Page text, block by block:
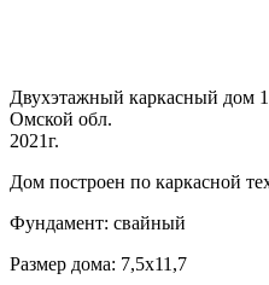
Двухэтажный каркасный дом
Омской обл.
2021г.
Дом построен по каркасной
Фундамент: свайный
Размер дома: 7,5х11,7